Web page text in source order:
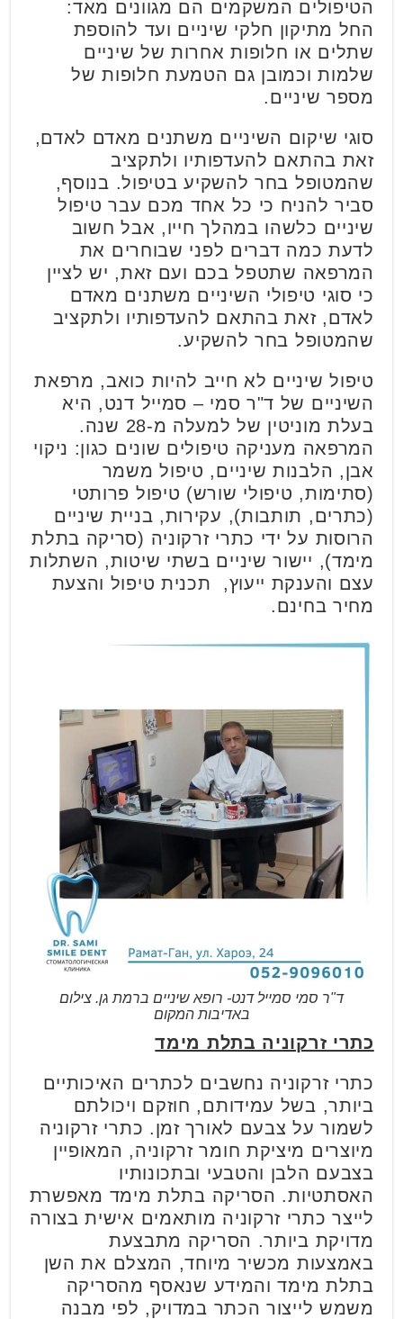
הטיפולים המשקמים הם מגוונים מאד:
החל מתיקון חלקי שיניים ועד להוספת
שתלים או חלופות אחרות של שיניים
שלמות וכמובן גם הטמעת חלופות של
מספר שיניים.
סוגי שיקום השיניים משתנים מאדם לאדם,
זאת בהתאם להעדפותיו ולתקציב
שהמטופל בחר להשקיע בטיפול. בנוסף,
סביר להניח כי כל אחד מכם עבר טיפול
שיניים כלשהו במהלך חייו, אבל חשוב
לדעת כמה דברים לפני שבוחרים את
המרפאה שתטפל בכם ועם זאת, יש לציין
כי סוגי טיפולי השיניים משתנים מאדם
לאדם, זאת בהתאם להעדפותיו ולתקציב
שהמטופל בחר להשקיע.
טיפול שיניים לא חייב להיות כואב, מרפאת
השיניים של ד"ר סמי – סמייל דנט, היא
בעלת מוניטין של למעלה מ-28 שנה.
המרפאה מעניקה טיפולים שונים כגון: ניקוי
אבן, הלבנות שיניים, טיפול משמר
(סתימות, טיפולי שורש) טיפול פרותטי
(כתרים, תותבות), עקירות, בניית שיניים
הרוסות על ידי כתרי זרקוניה (סריקה בתלת
מימד), יישור שיניים בשתי שיטות, השתלות
עצם והענקת ייעוץ, תכנית טיפול והצעת
מחיר בחינם.
ד"ר סמי סמייל דנט- רופא שיניים ברמת גן. צילום
באדיבות המקום
כתרי זרקוניה בתלת מימד
כתרי זרקוניה נחשבים לכתרים האיכותיים
ביותר, בשל עמידותם, חוזקם ויכולתם
לשמור על צבעם לאורך זמן. כתרי זרקוניה
מיוצרים מיציקת חומר זרקוניה, המאופיין
בצבעם הלבן והטבעי ובתכונותיו
האסתטיות. הסריקה בתלת מימד מאפשרת
לייצר כתרי זרקוניה מותאמים אישית בצורה
מדויקת ביותר. הסריקה מתבצעת
באמצעות מכשיר מיוחד, המצלם את השן
בתלת מימד והמידע שנאסף מהסריקה
משמש לייצור הכתר במדויק, לפי מבנה